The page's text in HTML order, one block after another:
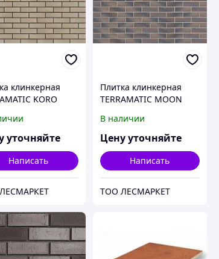
клинкерная
KORO
короед.
уточняйте
Написать
Плитка клинкерная
TERRAMATIC MOON
240мм*71мм*14мм,
коричневая, луна.
В наличии
Цену уточняйте
Написать
ТОО ЛЕСМАРКЕТ